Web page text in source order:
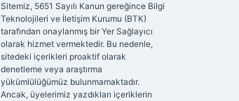
Sitemiz, 5651 Sayılı Kanun gereğince Bilgi
Teknolojileri ve İletişim Kurumu (BTK)
tarafından onaylanmış bir Yer Sağlayıcı
olarak hizmet vermektedir. Bu nedenle,
sitedeki içerikleri proaktif olarak
denetleme veya araştırma
yükümlülüğümüz bulunmamaktadır.
Ancak, üyelerimiz yazdıkları içeriklerin